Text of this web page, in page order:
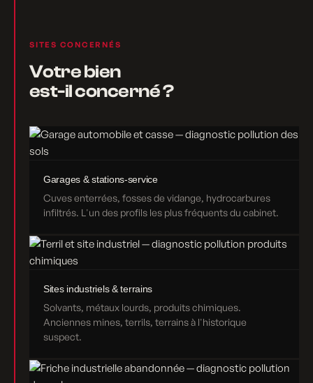
SITES CONCERNÉS
Votre bien
est-il concerné ?
Garages & stations-service
Cuves enterrées, fosses de vidange, hydrocarbures
infiltrés. L'un des profils les plus fréquents du cabinet.
Sites industriels & terrains
Solvants, métaux lourds, produits chimiques.
Anciennes mines, terrils, terrains à l'historique
suspect.